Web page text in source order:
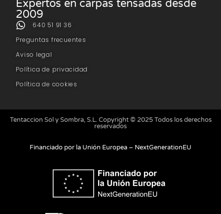
Expertos en carpas tensadas desde
2009
640 51 91 36
Preguntas frecuentes
Aviso legal
Política de privacidad
Política de cookies
Tentaccion Sol y Sombra, S.L. Copyright © 2025 Todos los derechos
reservados
Financiado por la Unión Europea – NextGenerationEU